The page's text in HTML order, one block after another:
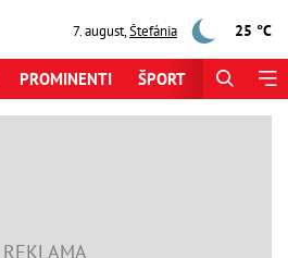
7. august,Štefánia 25 °C
PROMINENTI ŠPORT